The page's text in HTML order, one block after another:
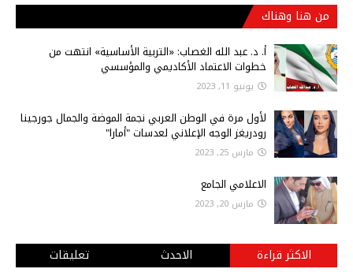
من هنا وهناك
أ‌. د. عبد الله الغصاب: «التربية الأساسية» انتهت من
خطوات الاعتماد الأكاديمي والمؤسسي
يونيو 11, 2023
لأول مرة في الوطن العربي نجمة الموضة والجمال جورجينا
رودريغز الوجه الإعلاني لعدسات "أمارا"
مارس 25, 2023
الاعلامي الجامع
مارس 20, 2023
الاكثر قراءة الاحدث تعليقات